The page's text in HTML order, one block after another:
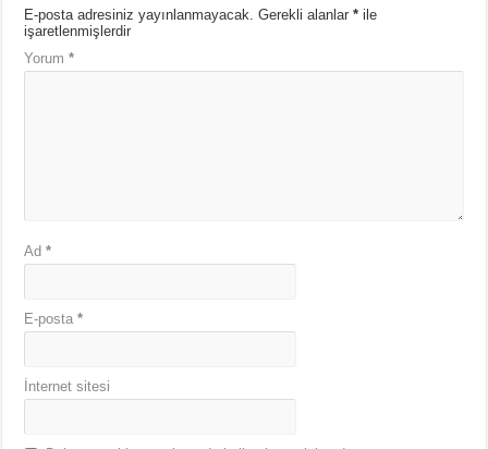
E-posta adresiniz yayınlanmayacak. Gerekli alanlar* ile
işaretlenmişlerdir
Yorum*
Ad*
E-posta*
İnternet sitesi